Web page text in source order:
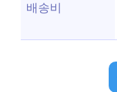
배송비